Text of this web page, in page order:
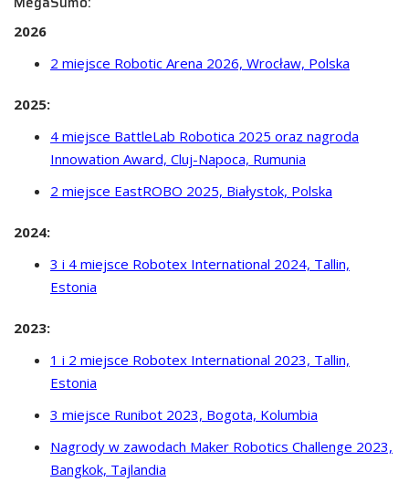
2026
2 miejsce Robotic Arena 2026, Wrocław, Polska
2025:
4 miejsce BattleLab Robotica 2025 oraz nagroda
Innowation Award, Cluj-Napoca, Rumunia
2 miejsce EastROBO 2025, Białystok, Polska
2024:
3 i 4 miejsce Robotex International 2024, Tallin,
Estonia
2023:
1 i 2 miejsce Robotex International 2023, Tallin,
Estonia
3 miejsce Runibot 2023, Bogota, Kolumbia
Nagrody w zawodach Maker Robotics Challenge 2023,
Bangkok, Tajlandia